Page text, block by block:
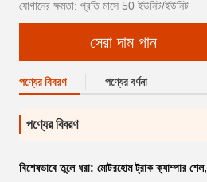
যোগানের ক্ষমতা: প্রতি মাসে 50 ইউনিট/ইউনিট
সেরা দাম পান
পণ্যের বিবরণ পণ্যের বর্ণনা
পণ্যের বিবরণ
বিশেষভাবে তুলে ধরা: মোটরহোম ট্রাক ক্যাম্পার শেল,